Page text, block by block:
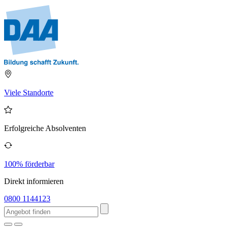
Viele Standorte
Erfolgreiche Absolventen
100% förderbar
Direkt informieren
0800 1144123